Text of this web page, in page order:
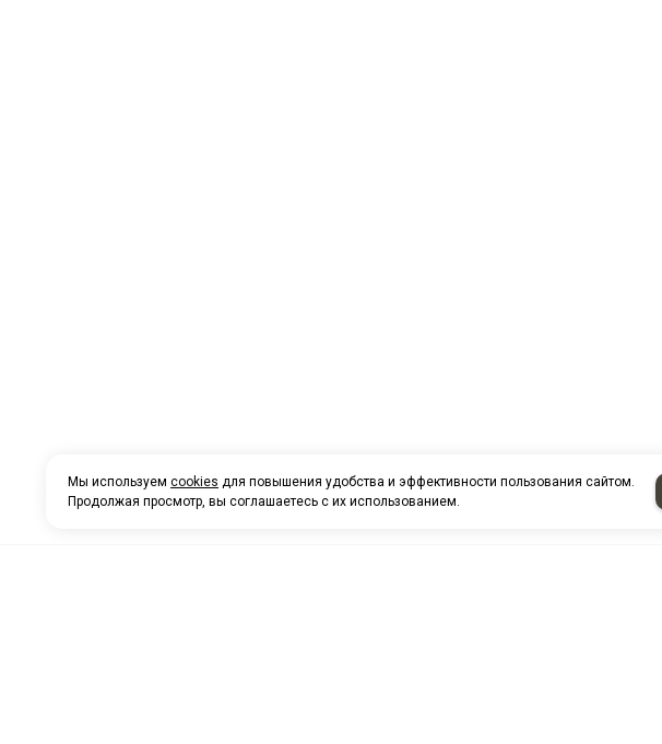
Мы используем cookies для повышения удобства и эффективности пользования сайтом.
Продолжая просмотр, вы соглашаетесь с их использованием.